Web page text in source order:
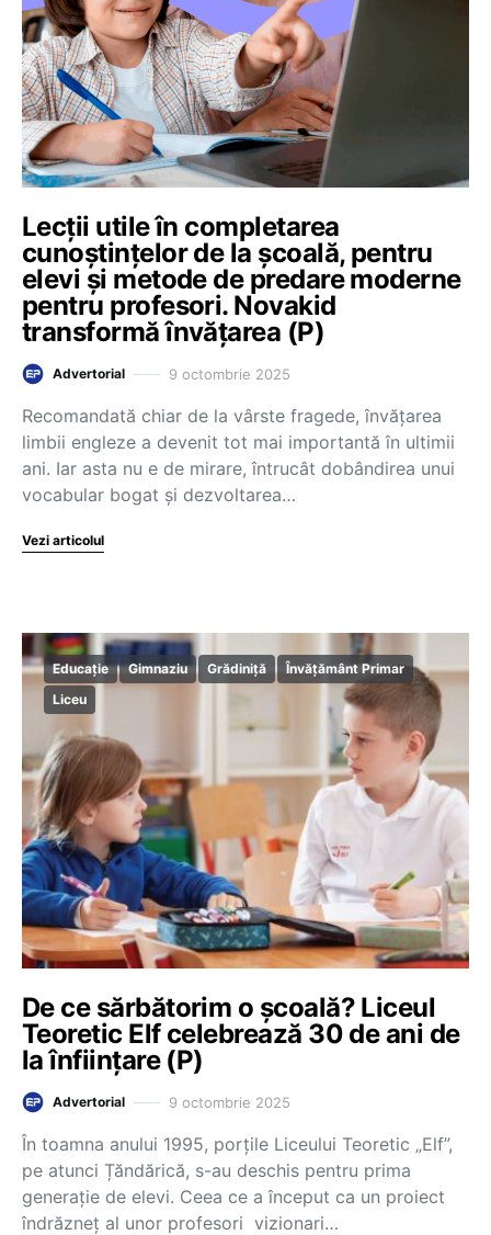
Lecții utile în completarea
cunoștințelor de la școală, pentru
elevi și metode de predare moderne
pentru profesori. Novakid
transformă învățarea (P)
Advertorial 9 octombrie 2025
Recomandată chiar de la vârste fragede, învățarea
limbii engleze a devenit tot mai importantă în ultimii
ani. Iar asta nu e de mirare, întrucât dobândirea unui
vocabular bogat și dezvoltarea…
Vezi articolul
Educație Gimnaziu Grădiniță
Învățământ Primar
Liceu
De ce sărbătorim o școală? Liceul
Teoretic Elf celebrează 30 de ani de
la înființare (P)
Advertorial 9 octombrie 2025
În toamna anului 1995, porțile Liceului Teoretic „Elf”,
pe atunci Țăndărică, s-au deschis pentru prima
generație de elevi. Ceea ce a început ca un proiect
îndrăzneț al unor profesori vizionari…